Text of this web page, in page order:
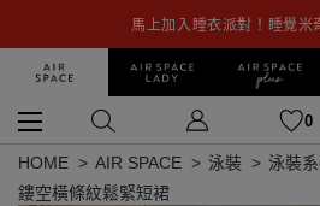
馬上加入睡衣派對！睡覺米
0
HOME AIR SPACE 泳裝 泳裝系
鏤空橫條紋鬆緊短裙